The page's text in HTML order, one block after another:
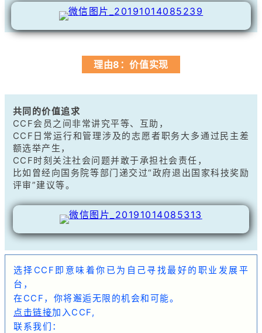
理由8：价值实现
共同的价值追求
CCF会员之间非常讲究平等、互助，
CCF日常运行和管理涉及的志愿者职务大多通过民主差
额选举产生，
CCF时刻关注社会问题并敢于承担社会责任，
比如曾经向国务院等部门递交过“政府退出国家科技奖励
评审”建议等。
选择CCF即意味着你已为自己寻找最好的职业发展平
台，
在CCF，你将邂逅无限的机会和可能。
点击链接加入CCF,
联系我们：